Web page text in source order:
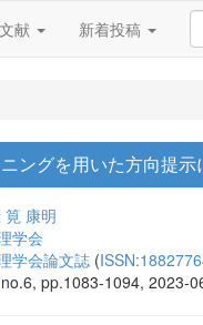
献 新着投稿
ングを用いた方向提
筧 康明
学会
学会論文誌 (
pp.1083-1094, 2023-